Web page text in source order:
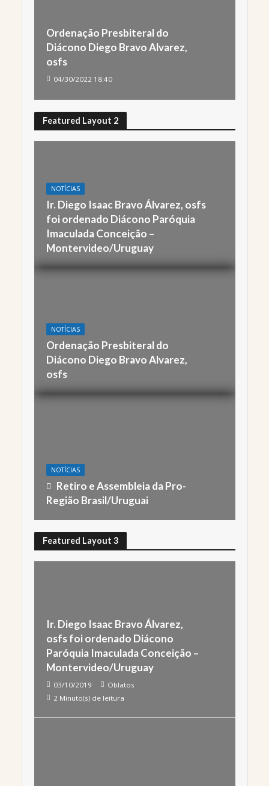
Ordenação Presbiteral do
Diácono Diego Bravo Alvarez,
osfs
04/30/2022 18:40
Featured Layout 2
NOTÍCIAS
Ir. Diego Isaac Bravo Álvarez, osfs
foi ordenado Diácono Paróquia
Imaculada Conceição –
Montervideo/Uruguay
NOTÍCIAS
Ordenação Presbiteral do
Diácono Diego Bravo Alvarez,
osfs
NOTÍCIAS
Retiro e Assembleia da Pro-
Região Brasil/Uruguai
Featured Layout 3
Ir. Diego Isaac Bravo Álvarez,
osfs foi ordenado Diácono
Paróquia Imaculada Conceição –
Montervideo/Uruguay
03/10/2019
Oblatos
2 Minuto(s) de leitura